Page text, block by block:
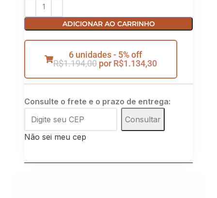
ADICIONAR AO CARRINHO
6 unidades - 5% off
R$1.194,00 por R$1.134,30
Consulte o frete e o prazo de entrega:
Consultar
Não sei meu cep